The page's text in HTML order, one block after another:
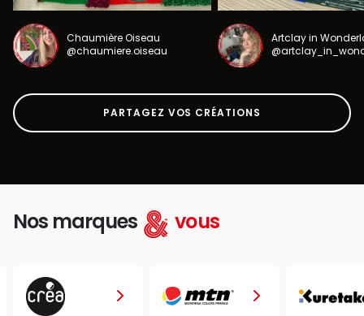
Chaumière Oiseau
@chaumiere.oiseau
Artclay in
PARTAGEZ VOS CRÉATIONS
Nos marques vous